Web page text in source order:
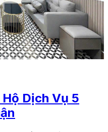
Hộ Dịch Vụ 5